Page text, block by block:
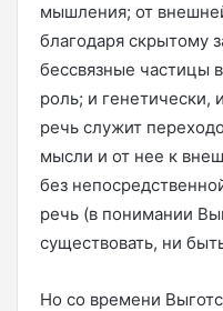
мышления; от
благодаря скрытому
бессвязные частицы
роль; и генетически,
речь служит
мысли и от нее к
без
речь (в понимании
существовать, ни
Но со времени